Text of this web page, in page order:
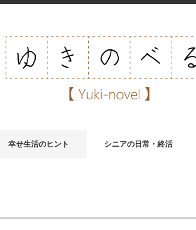
幸せ生活のヒント シニアの日常・終活